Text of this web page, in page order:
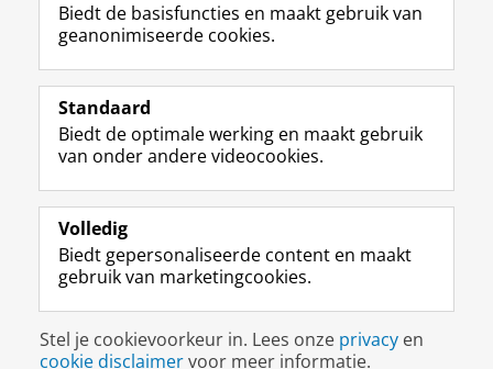
Volg de RUG
F
a
e
b
o
p
a
i
n
a
L
i
k
e
I
-
p
g
i
n
R
S
-
f
e
R
k
s
u
I
n
t
r
m
c
c
o
Y
o
T
e
k
a
a
Studiekiezers
Alumni
Over ons
Disclaimer & Copyright
Inloggen
Biedt de basisfuncties en maakt gebruik van
geanonimiseerde cookies.
Standaard
Biedt de optimale werking en maakt gebruik
van onder andere videocookies.
Volledig
Biedt gepersonaliseerde content en maakt
gebruik van marketingcookies.
Stel je cookievoorkeur in. Lees onze privacy en
cookie disclaimervoor meer informatie.